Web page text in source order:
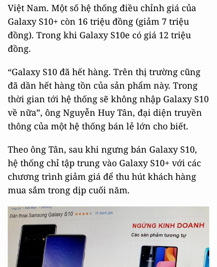
Việt Nam. Một số hệ thống điều chỉnh giá của
Galaxy S10+ còn 16 triệu đồng (giảm 7 triệu
đồng). Trong khi Galaxy S10e có giá 12 triệu
đồng.
“Galaxy S10 đã hết hàng. Trên thị trường cũng
đã dần hết hàng tồn của sản phẩm này. Trong
thời gian tới hệ thống sẽ không nhập Galaxy S10
về nữa”, ông Nguyễn Huy Tân, đại diện truyền
thông của một hệ thống bán lẻ lớn cho biết.
Theo ông Tân, sau khi ngưng bán Galaxy S10,
hệ thống chỉ tập trung vào Galaxy S10+ với các
chương trình giảm giá để thu hút khách hàng
mua sắm trong dịp cuối năm.